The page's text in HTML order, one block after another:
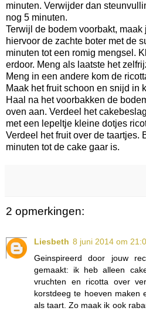
minuten. Verwijder dan
nog 5 minuten.
Terwijl de bodem voorbakt,
hiervoor de zachte boter met de
minuten tot een romig mengsel.
erdoor. Meng als laatste het
Meng in een andere kom de
Maak het fruit schoon en snijd in
Haal na het voorbakken de
oven aan. Verdeel het
met een lepeltje kleine dotjes
Verdeel het fruit over de taartjes.
minuten tot de cake gaar is.
2 opmerkingen:
Liesbeth 8 juni 2014 om
Geinspireerd door jouw
gemaakt: ik heb alleen
vruchten en ricotta over
korstdeeg te hoeven maken
als taart. Zo maak ik ook